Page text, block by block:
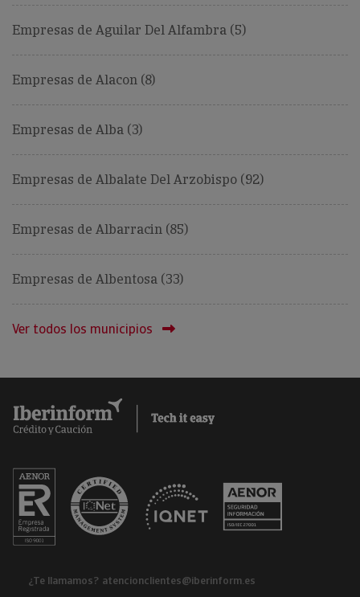
Empresas de Aguilar Del Alfambra (5)
Empresas de Alacon (8)
Empresas de Alba (3)
Empresas de Albalate Del Arzobispo (92)
Empresas de Albarracin (85)
Empresas de Albentosa (33)
Ver todos los municipios
¿Te llamamos? atencionclientes@iberinform.es